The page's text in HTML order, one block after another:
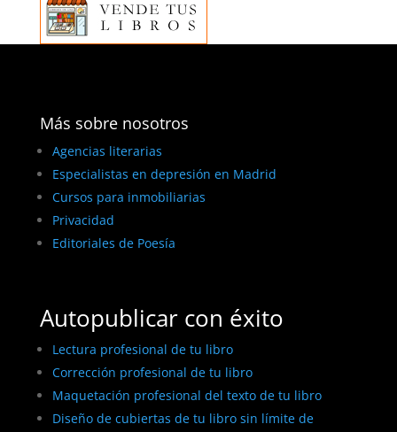
Más sobre nosotros
Agencias literarias
Especialistas en depresión en Madrid
Cursos para inmobiliarias
Privacidad
Editoriales de Poesía
Autopublicar con éxito
Lectura profesional de tu libro
Corrección profesional de tu libro
Maquetación profesional del texto de tu libro
Diseño de cubiertas de tu libro sin límite de